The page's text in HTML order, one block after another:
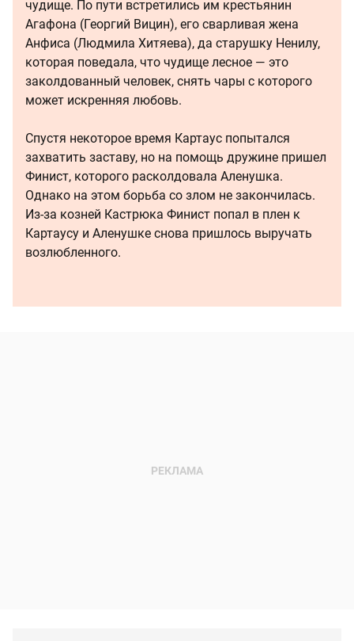
чудище. По пути встретились им крестьянин
Агафона (Георгий Вицин), его сварливая жена
Анфиса (Людмила Хитяева), да старушку Ненилу,
которая поведала, что чудище лесное — это
заколдованный человек, снять чары с которого
может искренняя любовь.
Спустя некоторое время Картаус попытался
захватить заставу, но на помощь дружине пришел
Финист, которого расколдовала Аленушка.
Однако на этом борьба со злом не закончилась.
Из-за козней Кастрюка Финист попал в плен к
Картаусу и Аленушке снова пришлось выручать
возлюбленного.